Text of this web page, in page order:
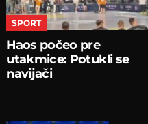
SPORT
Haos počeo pre
utakmice: Potukli se
navijači